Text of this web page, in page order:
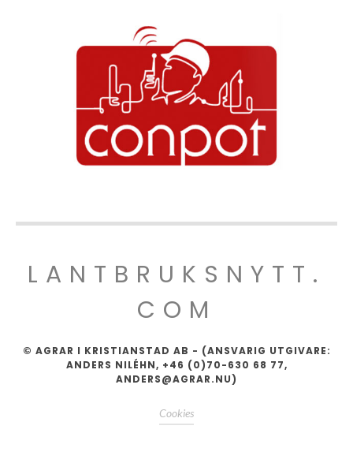
LANTBRUKSNYTT.
COM
© AGRAR I KRISTIANSTAD AB - (ANSVARIG UTGIVARE:
ANDERS NILÉHN, +46 (0)70-630 68 77,
ANDERS@AGRAR.NU)
Cookies